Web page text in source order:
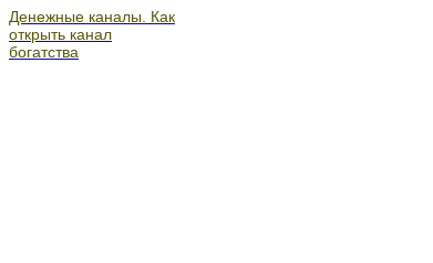
Денежные каналы. Как
открыть канал
богатства